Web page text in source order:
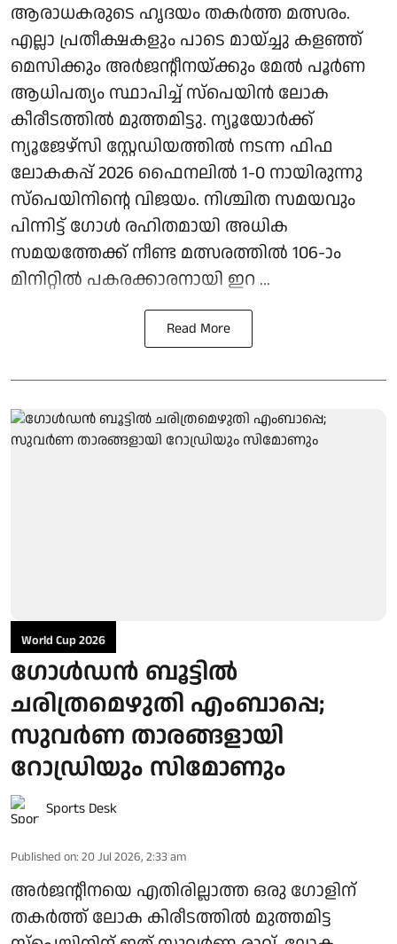
ആരാധകരുടെ ഹൃദയം തകര്‍ത്ത മത്സരം.
എല്ലാ പ്രതീക്ഷകളും പാടെ മായ്ച്ചു കളഞ്ഞ്
മെസിക്കും അര്‍ജന്റീനയ്ക്കും മേല്‍ പൂര്‍ണ
ആധിപത്യം സ്ഥാപിച്ച് സ്‌പെയിന്‍ ലോക
കീരീടത്തില്‍ മുത്തമിട്ടു. ന്യൂയോര്‍ക്ക്
ന്യൂജേഴ്സി സ്റ്റേഡിയത്തില്‍ നടന്ന ഫിഫ
ലോകകപ്പ് 2026 ഫൈനലില്‍ 1-0 നായിരുന്നു
സ്‌പെയിനിന്റെ വിജയം. നിശ്ചിത സമയവും
പിന്നിട്ട് ഗോള്‍ രഹിതമായി അധിക
സമയത്തേക്ക് നീണ്ട മത്സരത്തില്‍ 106-ാം
മിനിറ്റില്‍ പകരക്കാരനായി ഇറ ...
Read More
World Cup 2026
ഗോള്‍ഡന്‍ ബൂട്ടില്‍
ചരിത്രമെഴുതി എംബാപ്പെ;
സുവര്‍ണ താരങ്ങളായി
റോഡ്രിയും സിമോണും
Sports Desk
Published on: 20 Jul 2026, 2:33 am
അര്‍ജന്റീനയെ എതിരില്ലാത്ത ഒരു ഗോളിന്
തകര്‍ത്ത് ലോക കിരീടത്തില്‍ മുത്തമിട്ട